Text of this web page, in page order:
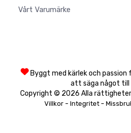
Vårt Varumärke
Byggt med kärlek och
att säga något till
Copyright © 2026 Alla rättigheter
Villkor- Integritet-